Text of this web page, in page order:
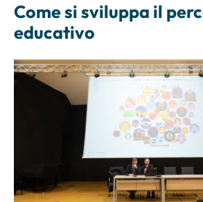
Come si sviluppa il
educativo